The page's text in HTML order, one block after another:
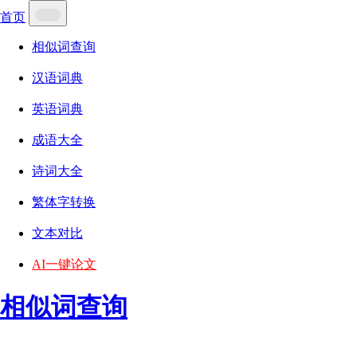
首页
相似词查询
汉语词典
英语词典
成语大全
诗词大全
繁体字转换
文本对比
AI一键论文
相似词查询